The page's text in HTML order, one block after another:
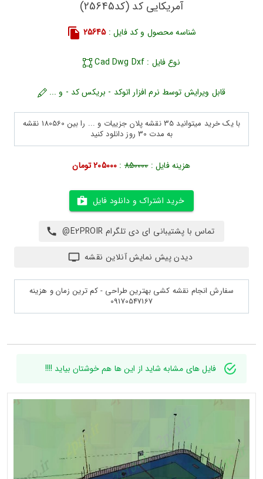
آمریکایی کد (کد25645)
شناسه محصول و کد فایل :25645
نوع فایل : Cad Dwg Dxf
قابل ویرایش توسط نرم افزار اتوکد - بریکس کد - و ...
با یک خرید میتوانید 35 نقشه پلان جزییات و ... را بین 180560 نقشه
به مدت 30 روز دانلود کنید
هزینه فایل :850000
: 205000 تومان
خرید اشتراک و دانلود فایل
تماس با پشتیبانی ای دی تلگرام E2PROIR@
دیدن پیش نمایش آنلاین نقشه
سفارش انجام نقشه کشی بهترین طراحی - کم ترین زمان و هزینه
09170547167
فایل های مشابه شاید از این ها هم خوشتان بیاید !!!!